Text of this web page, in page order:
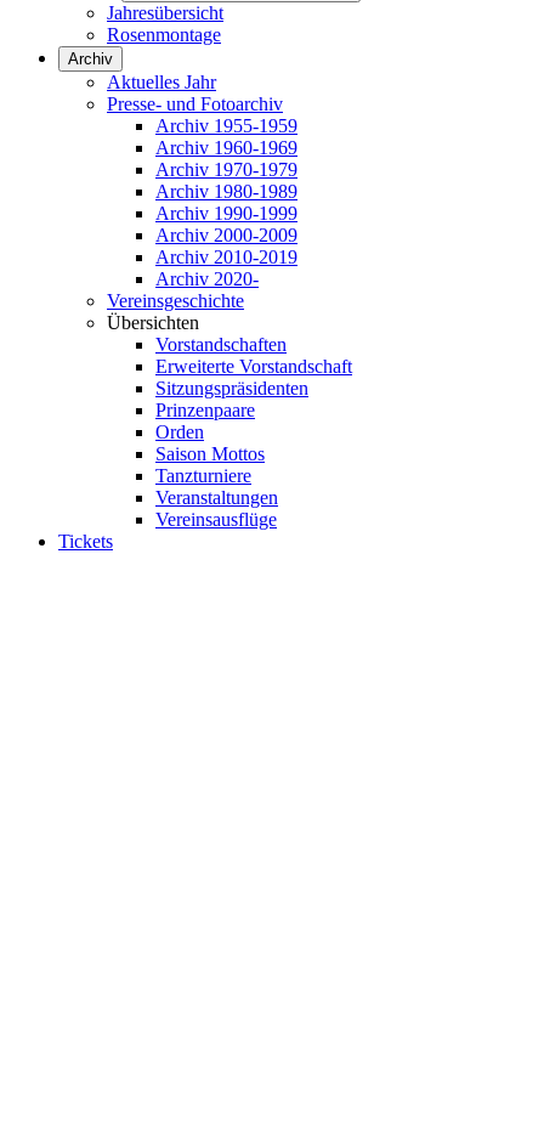
Jahresübersicht
Rosenmontage
Archiv
Aktuelles Jahr
Presse- und Fotoarchiv
Archiv 1955-1959
Archiv 1960-1969
Archiv 1970-1979
Archiv 1980-1989
Archiv 1990-1999
Archiv 2000-2009
Archiv 2010-2019
Archiv 2020-
Vereinsgeschichte
Übersichten
Vorstandschaften
Erweiterte Vorstandschaft
Sitzungspräsidenten
Prinzenpaare
Orden
Saison Mottos
Tanzturniere
Veranstaltungen
Vereinsausflüge
Tickets